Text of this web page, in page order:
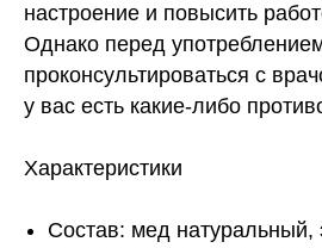
настроение и повысить
Однако перед
проконсультироваться с
у вас есть какие-либо
Характеристики
Состав: мед натуральный,